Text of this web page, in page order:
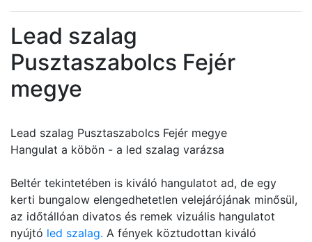
Lead szalag
Pusztaszabolcs Fejér
megye
Lead szalag Pusztaszabolcs Fejér megye
Hangulat a köbön - a led szalag varázsa
Beltér tekintetében is kiváló hangulatot ad, de egy
kerti bungalow elengedhetetlen velejárójának minősül,
az időtállóan divatos és remek vizuális hangulatot
nyújtó led szalag. A fények köztudottan kiváló